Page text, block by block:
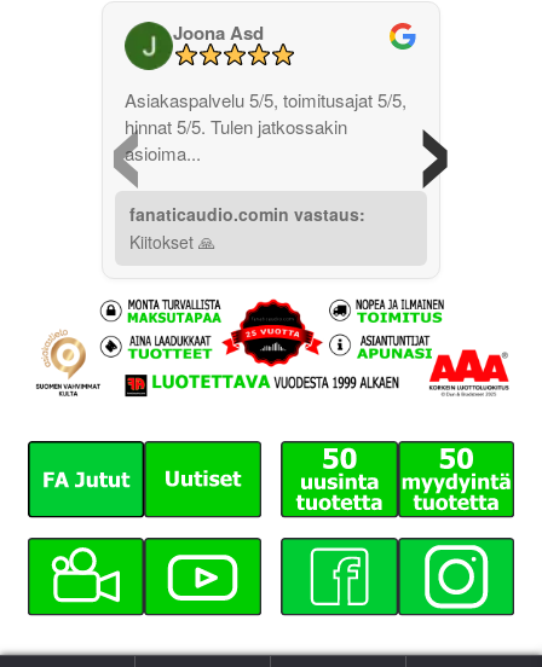
‹
Joona Asd
Asiakaspalvelu 5/5, toimitusajat 5/5,
hinnat 5/5. Tulen jatkossakin
asioima...
fanaticaudio.comin vastaus:
Kiitokset 🙏
›